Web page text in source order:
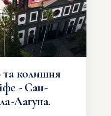
та колишня
- Сан-
Лагуна.